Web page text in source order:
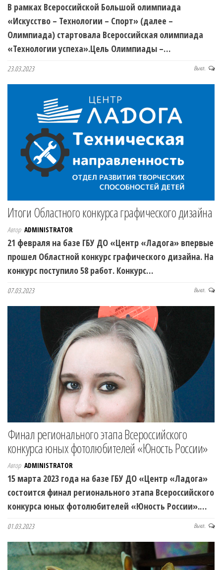
В рамках Всероссийской Большой олимпиада
«Искусство – Технологии – Спорт» (далее –
Олимпиада) стартовала Всероссийская олимпиада
«Технологии успеха».Цель Олимпиады –…
23.03.2023 Выкл.
Итоги Областного конкурса графического дизайна
Автор ADMINISTRATOR
21 февраля на базе ГБУ ДО «Центр «Ладога» впервые
прошел Областной конкурс графического дизайна. На
конкурс поступило 58 работ. Конкурс…
07.03.2023 Выкл.
Финал регионального этапа Всероссийского
конкурса юных фотолюбителей «Юность России»
Автор ADMINISTRATOR
15 марта 2023 года на базе ГБУ ДО «Центр «Ладога»
состоится финал регионального этапа Всероссийского
конкурса юных фотолюбителей «Юность России».…
01.03.2023 Выкл.